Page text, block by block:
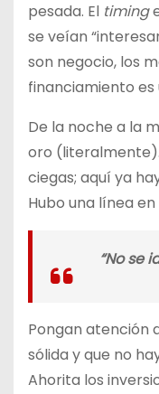
pesada. El timing
se veían
son negocio, los
financiamiento es
De la noche a la
oro
ciegas; aquí ya
Hubo una línea
“No se
Pongan atención
sólida y que no
Ahorita los